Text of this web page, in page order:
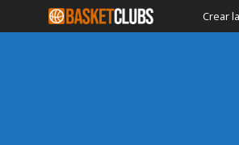
Crear